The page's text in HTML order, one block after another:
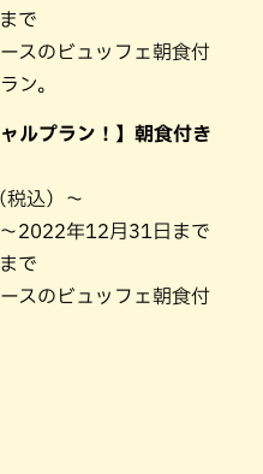
で
スのビュッフェ朝食付
ン。
ルプラン！】朝食付き
込）〜
2022年12月31日まで
で
スのビュッフェ朝食付